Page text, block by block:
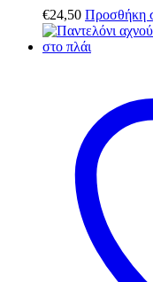
€24,50 Προσθήκη